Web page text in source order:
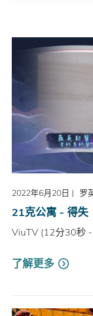
2022年6月20日 | 罗
21克公寓 - 得失
ViuTV (12分30秒
了解更多